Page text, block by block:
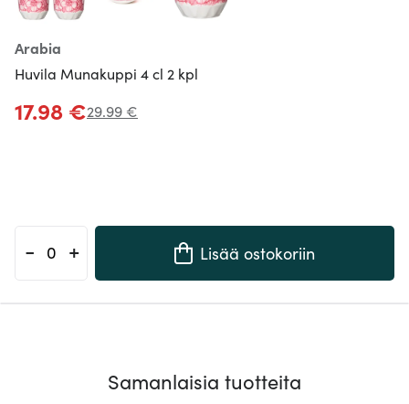
Arabia
Huvila Munakuppi 4 cl 2 kpl
17.98 €29.99 €
- + Lisää ostokoriin
Samanlaisia tuotteita